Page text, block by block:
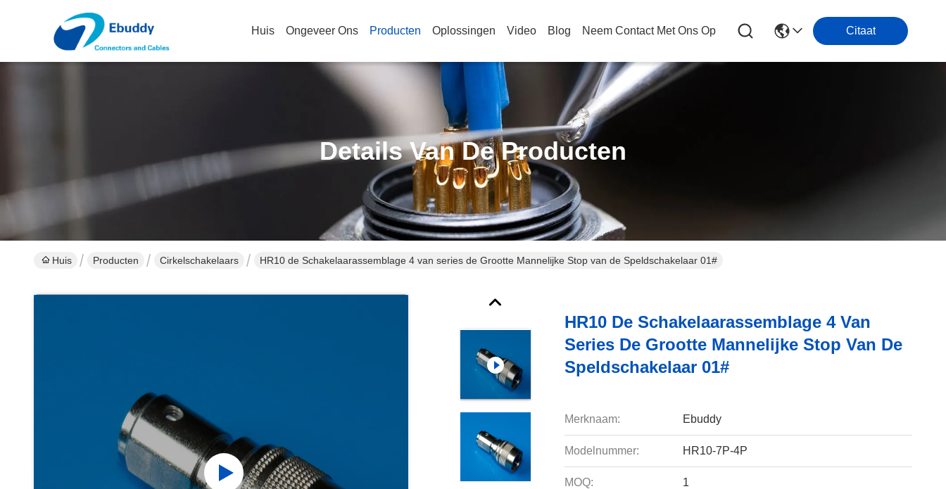
Huis Ongeveer Ons Producten Oplossingen Video Blog Neem Contact Met Ons Op Citaat
Details Van De Producten
Huis Producten Cirkelschakelaars HR10 de Schakelaarassemblage 4 van series de Grootte Mannelijke Stop van de Speldschakelaar 01#
HR10 De Schakelaarassemblage 4 Van
Series De Grootte Mannelijke Stop Van De
Speldschakelaar 01#
Merknaam: Ebuddy
Modelnummer: HR10-7P-4P
MOQ: 1